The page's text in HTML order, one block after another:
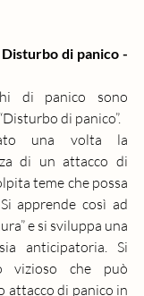
di panico -
di panico sono
di panico”.
una volta la
di un attacco di
teme che possa
apprende così ad
e si sviluppa una
anticipatoria. Si
vizioso che può
attacco di panico in